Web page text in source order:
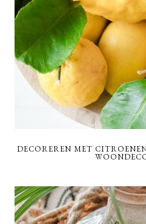
DECOREREN MET